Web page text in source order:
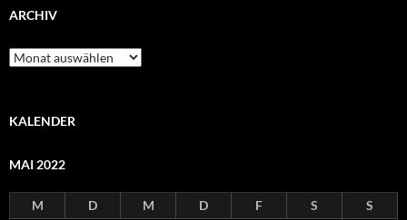
ARCHIV
Archiv
KALENDER
MAI 2022
M D M D F S
S